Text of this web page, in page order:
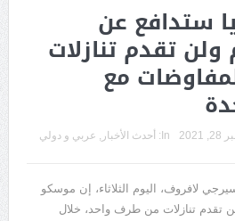
ستدافع عن
تقدم تنازلات
مع
In: أحدث الأخبار
عربي و دولي
لافروف، اليوم الثلاثاء، إن موسكو
تقدم تنازلات من طرف واحد، خلال